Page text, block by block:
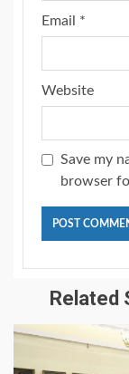
Email *
Website
Save my
browser
Related